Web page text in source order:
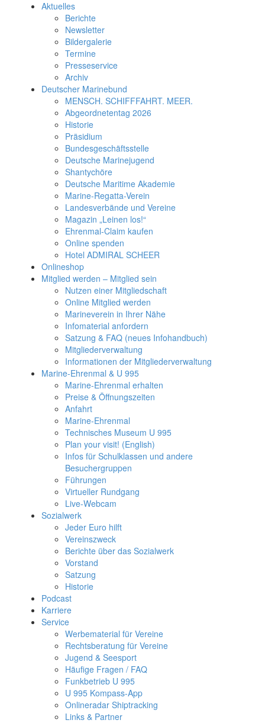
Aktuelles
Berichte
Newsletter
Bildergalerie
Termine
Presseservice
Archiv
Deutscher Marinebund
MENSCH. SCHIFFFAHRT. MEER.
Abgeordnetentag 2026
Historie
Präsidium
Bundesgeschäftsstelle
Deutsche Marinejugend
Shantychöre
Deutsche Maritime Akademie
Marine-Regatta-Verein
Landesverbände und Vereine
Magazin „Leinen los!“
Ehrenmal-Claim kaufen
Online spenden
Hotel ADMIRAL SCHEER
Onlineshop
Mitglied werden – Mitglied sein
Nutzen einer Mitgliedschaft
Online Mitglied werden
Marineverein in Ihrer Nähe
Infomaterial anfordern
Satzung & FAQ (neues Infohandbuch)
Mitgliederverwaltung
Informationen der Mitgliederverwaltung
Marine-Ehrenmal & U 995
Marine-Ehrenmal erhalten
Preise & Öffnungszeiten
Anfahrt
Marine-Ehrenmal
Technisches Museum U 995
Plan your visit! (English)
Infos für Schulklassen und andere
Besuchergruppen
Führungen
Virtueller Rundgang
Live-Webcam
Sozialwerk
Jeder Euro hilft
Vereinszweck
Berichte über das Sozialwerk
Vorstand
Satzung
Historie
Podcast
Karriere
Service
Werbematerial für Vereine
Rechtsberatung für Vereine
Jugend & Seesport
Häufige Fragen / FAQ
Funkbetrieb U 995
U 995 Kompass-App
Onlineradar Shiptracking
Links & Partner